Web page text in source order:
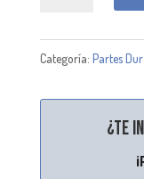
Categoría: Partes
¿Te